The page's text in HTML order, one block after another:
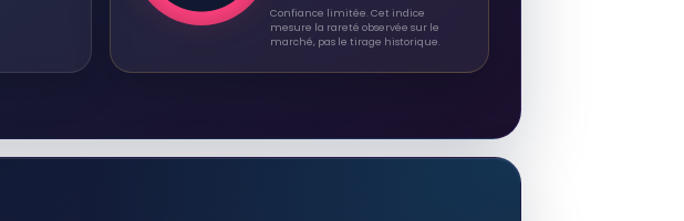
Confiance limitée. Cet indice
mesure la rareté observée sur le
marché, pas le tirage historique.